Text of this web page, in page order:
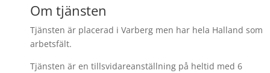
Om tjänsten
Tjänsten är placerad i Varberg men har hela Halland som
arbetsfält.
Tjänsten är en tillsvidareanställning på heltid med 6